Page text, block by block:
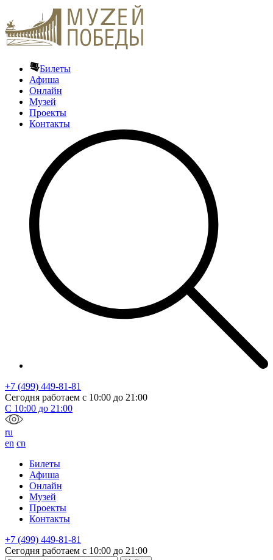
Билеты
Афиша
Онлайн
Музей
Проекты
Контакты
+7 (499) 449-81-81
Сегодня работаем с 10:00 до 21:00
С 10:00 до 21:00
ru
en cn
Билеты
Афиша
Онлайн
Музей
Проекты
Контакты
+7 (499) 449-81-81
Сегодня работаем с 10:00 до 21:00